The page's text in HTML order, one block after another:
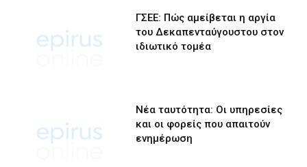
ΓΣΕΕ: Πώς αμείβεται η αργία
του Δεκαπενταύγουστου στον
ιδιωτικό τομέα
Νέα ταυτότητα: Οι υπηρεσίες
και οι φορείς που απαιτούν
ενημέρωση